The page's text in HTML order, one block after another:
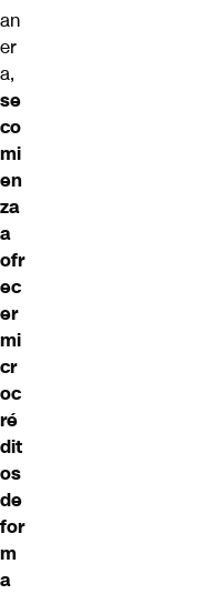
an
er
a,
se
co
mi
en
za
a
ofr
ec
er
mi
cr
oc
ré
dit
os
de
for
m
a